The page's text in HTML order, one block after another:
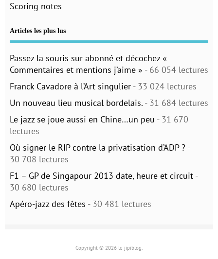
Scoring notes
Articles les plus lus
Passez la souris sur abonné et décochez «
Commentaires et mentions j’aime » - 66 054 lectures
Franck Cavadore à l’Art singulier - 33 024 lectures
Un nouveau lieu musical bordelais. - 31 684 lectures
Le jazz se joue aussi en Chine…un peu - 31 670
lectures
Où signer le RIP contre la privatisation d’ADP ? -
30 708 lectures
F1 – GP de Singapour 2013 date, heure et circuit -
30 680 lectures
Apéro-jazz des fêtes - 30 481 lectures
Copyright © 2026 le jipiblog.